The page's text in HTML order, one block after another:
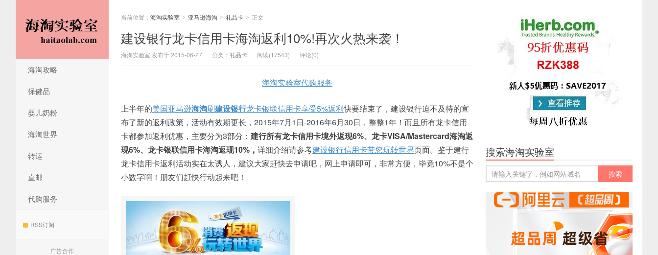
海淘攻略
保健品
婴儿奶粉
海淘世界
转运
直邮
代购服务
RSS订阅
广告合作
当前位置： 海淘实验室 > 亚马逊海淘 > 礼品卡 > 正文
建设银行龙卡信用卡海淘返利10%!再次火热来袭！
海淘实验室 发布于 2015-06-27 分类： 礼品卡 阅读(17543) 评论(0)
海淘实验室代购服务
上半年的美国亚马逊海淘刷建设银行龙卡银联信用卡享受5%返利快要结束了，建设银行迫不及待的宣
布了新的返利政策，活动有效期更长，2015年7月1日-2016年6月30日，整整1年！而且所有龙卡信用
卡都参加返利优惠，主要分为3部分： 建行所有龙卡信用卡境外返现6%、龙卡VISA/Mastercard海淘返
现6%、龙卡银联信用卡海淘返现10%， 详细介绍请参考建设银行信用卡带您玩转世界页面。鉴于建行
龙卡信用卡返利活动实在太诱人，建议大家赶快去申请吧，网上申请即可，非常方便，毕竟10%不是个
小数字啊！朋友们赶快行动起来吧！
搜索海淘实验室